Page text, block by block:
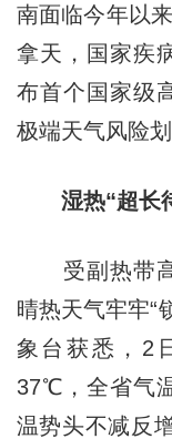
南面临今年以
拿天，国家疾
布首个国家级
极端天气风险划
湿热“超长
受副热带高
晴热天气牢牢“
象台获悉，2
37℃，全省气
温势头不减反